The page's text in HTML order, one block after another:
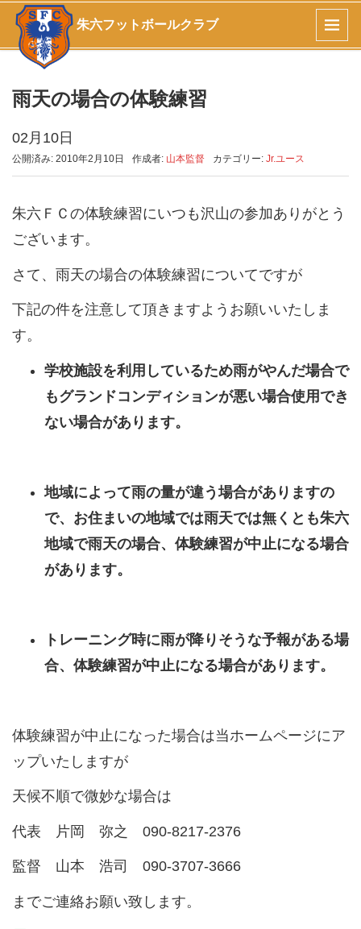
朱六フットボールクラブ
雨天の場合の体験練習
02月10日
公開済み: 2010年2月10日 作成者: 山本監督 カテゴリー: Jr.ユース
朱六ＦＣの体験練習にいつも沢山の参加ありがとう
ございます。
さて、雨天の場合の体験練習についてですが
下記の件を注意して頂きますようお願いいたしま
す。
学校施設を利用しているため雨がやんだ場合で
もグランドコンディションが悪い場合使用でき
ない場合があります。
地域によって雨の量が違う場合がありますの
で、お住まいの地域では雨天では無くとも朱六
地域で雨天の場合、体験練習が中止になる場合
があります。
トレーニング時に雨が降りそうな予報がある場
合、体験練習が中止になる場合があります。
体験練習が中止になった場合は当ホームページにア
ップいたしますが
天候不順で微妙な場合は
代表 片岡 弥之 090-8217-2376
監督 山本 浩司 090-3707-3666
までご連絡お願い致します。